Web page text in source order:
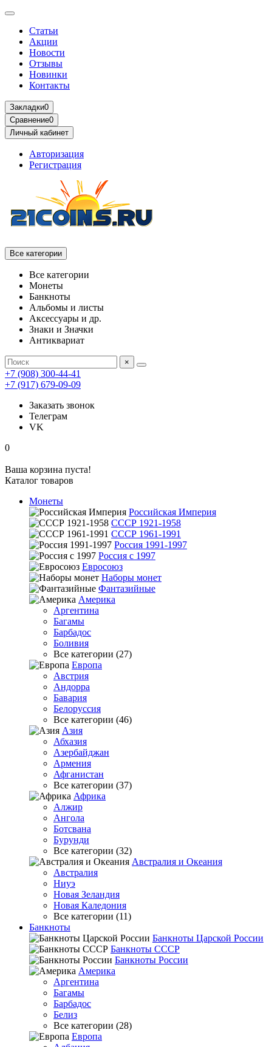
Статьи
Акции
Новости
Отзывы
Новинки
Контакты
Закладки0
Сравнение0
Личный кабинет
Авторизация
Регистрация
Все категории
Все категории
Монеты
Банкноты
Альбомы и листы
Аксессуары и др.
Знаки и Значки
Антиквариат
×
+7 (908) 300-44-41
+7 (917) 679-09-09
Заказать звонок
Телеграм
VK
0
Ваша корзина пуста!
Каталог товаров
Монеты
Российская Империя
СССР 1921-1958
СССР 1961-1991
Россия 1991-1997
Россия с 1997
Евросоюз
Наборы монет
Фантазийные
Америка
Аргентина
Багамы
Барбадос
Боливия
Все категории (27)
Европа
Австрия
Андорра
Бавария
Белоруссия
Все категории (46)
Азия
Абхазия
Азербайджан
Армения
Афганистан
Все категории (37)
Африка
Алжир
Ангола
Ботсвана
Бурунди
Все категории (32)
Австралия и Океания
Австралия
Ниуэ
Новая Зеландия
Новая Каледония
Все категории (11)
Банкноты
Банкноты Царской России
Банкноты СССР
Банкноты России
Америка
Аргентина
Багамы
Барбадос
Белиз
Все категории (28)
Европа